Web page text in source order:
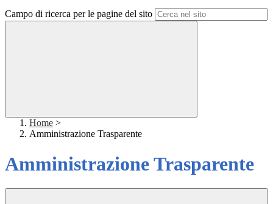
Campo di ricerca per le pagine del sito
Home >
Amministrazione Trasparente
Amministrazione Trasparente